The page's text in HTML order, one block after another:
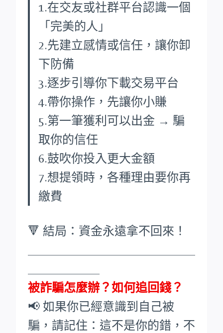
1.在交友或社群平台認識一個
「完美的人」
2.先建立感情或信任，讓你卸
下防備
3.逐步引導你下載交易平台
4.帶你操作，先讓你小賺
5.第一筆獲利可以出金 → 騙
取你的信任
6.鼓吹你投入更大金額
7.想提領時，各種理由要你再
繳費
🔻 結局：資金永遠拿不回來！
被詐騙怎麼辦？如何追回錢？
📢 如果你已經意識到自己被
騙，請記住：這不是你的錯，不